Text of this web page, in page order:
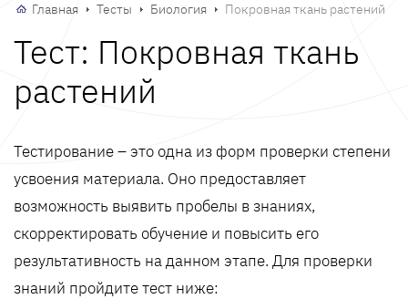
Главная Тесты Биология Покровная ткань растений
Тест: Покровная ткань
растений
Тестирование – это одна из форм проверки степени
усвоения материала. Оно предоставляет
возможность выявить пробелы в знаниях,
скорректировать обучение и повысить его
результативность на данном этапе. Для проверки
знаний пройдите тест ниже: